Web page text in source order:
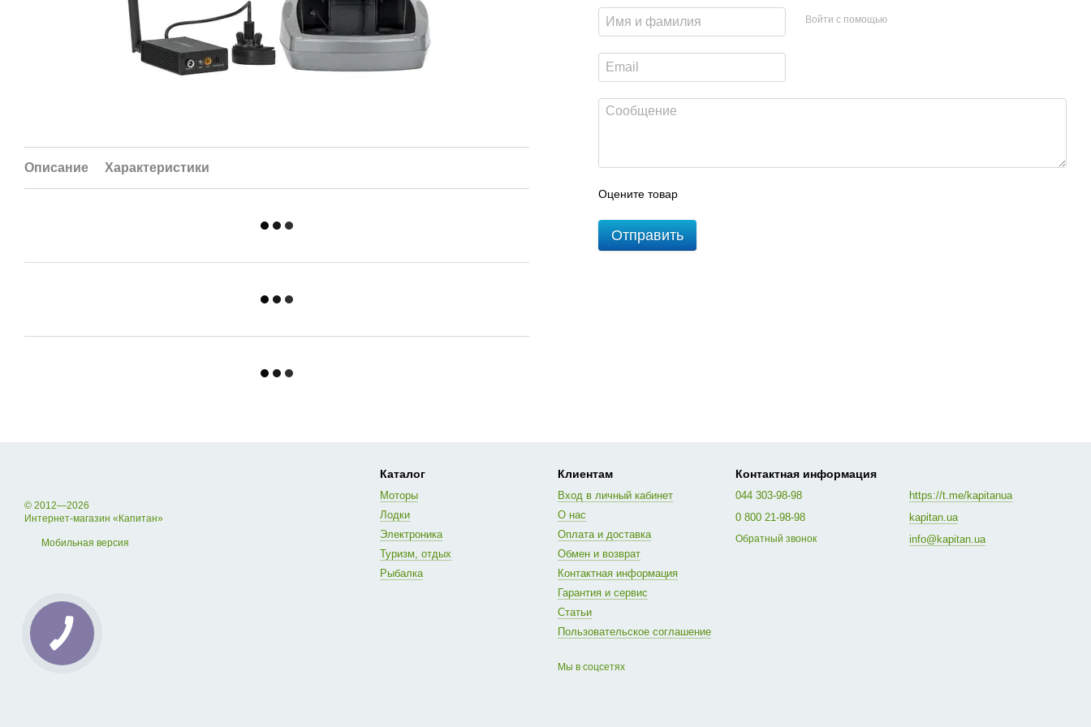
Описание Характеристики
Войти с помощью
Оцените товар
Отправить
© 2012—2026
Интернет-магазин «Капитан»
Мобильная версия
Каталог
Моторы
Лодки
Электроника
Туризм, отдых
Рыбалка
Клиентам
Вход в личный кабинет
О нас
Оплата и доставка
Обмен и возврат
Контактная информация
Гарантия и сервис
Статьи
Пользовательское соглашение
Мы в соцсетях
Контактная информация
044 303-98-98
0 800 21-98-98
Обратный звонок
https://t.me/kapitanua
kapitan.ua
info@kapitan.ua